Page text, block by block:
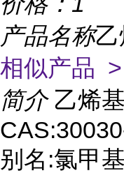
产品名称
相似产品 >
简介 乙烯
别名:氯甲